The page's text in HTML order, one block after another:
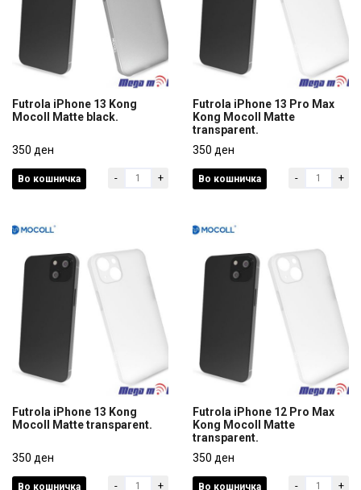
Mocoll Matte black.
350 ден
Futrola iPhone 13 Kong
Mocoll Matte black.
350 ден
Во кошничка - +
Futrola iPhone 13 Pro Max
Kong Mocoll Matte
350 ден
Futrola iPhone 13 Pro Max
Kong Mocoll Matte
transparent.
350 ден
Во кошничка - +
Mocoll Matte transparent.
Futrola iPhone 13 Kong
Mocoll Matte transparent.
350 ден
Во кошничка - +
Futrola iPhone 12 Pro Max
Kong Mocoll Matte
Futrola iPhone 12 Pro Max
Kong Mocoll Matte
transparent.
350 ден
Во кошничка - +